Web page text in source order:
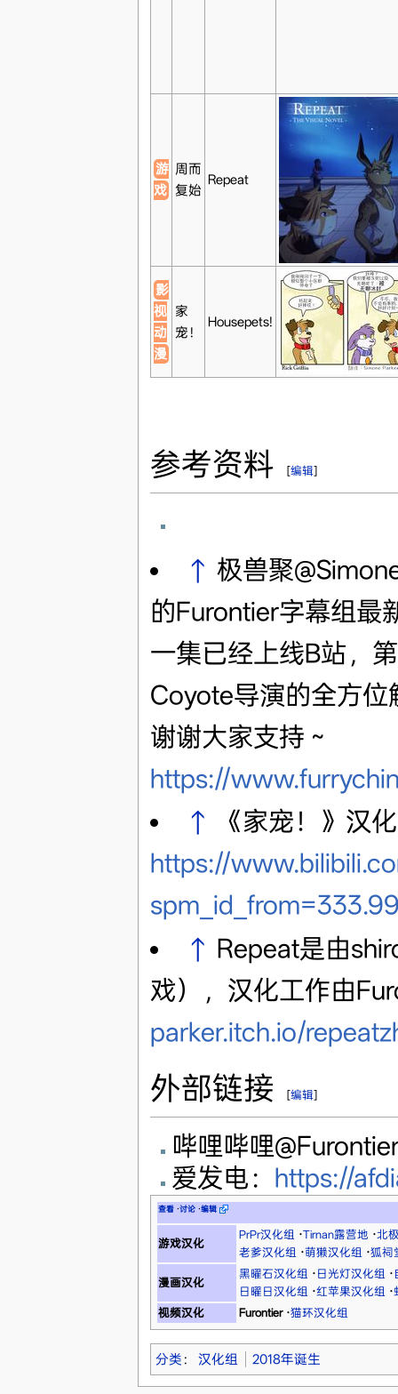
游
戏
周而
复始
Repeat
影
视
动
漫
家
宠！
Housepets!
参考资料 [编辑]
↑ 极兽聚
的Furontier字幕组最
一集已经上线B站，
Coyote导演的全方
谢谢大家支持～
https://
↑
《家宠！》汉
https://
↑ Repeat是由
戏），汉化工作由
parker.itch.io/
外部链接 [编辑]
哔哩哔哩
爱发电： https://
查看·讨论·编辑
游戏汉化
PrPr汉化组 ·Tirnan露营地 ·北
老爹汉化组 ·萌獭汉化组 ·狐祠
漫画汉化
黑曜石汉化组 · 日光灯汉化组 ·
日曜日汉化组 ·红苹果汉化组 ·
视频汉化
Furontier·猫环汉化组
分类 ： 汉化组 2018年诞生